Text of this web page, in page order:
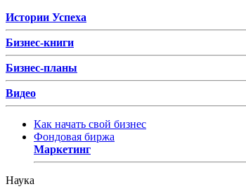
Истории Успеха
Бизнес-книги
Бизнес-планы
Видео
Как начать свой бизнес
Фондовая биржа
Маркетинг
Наука